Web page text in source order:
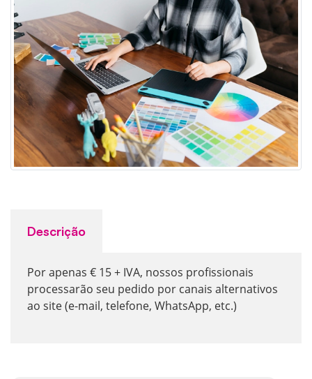
Descrição
Por apenas € 15 + IVA, nossos profissionais
processarão seu pedido por canais alternativos
ao site (e-mail, telefone, WhatsApp, etc.)